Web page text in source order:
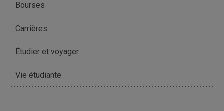
Bourses
Carrières
Étudier et voyager
Vie étudiante